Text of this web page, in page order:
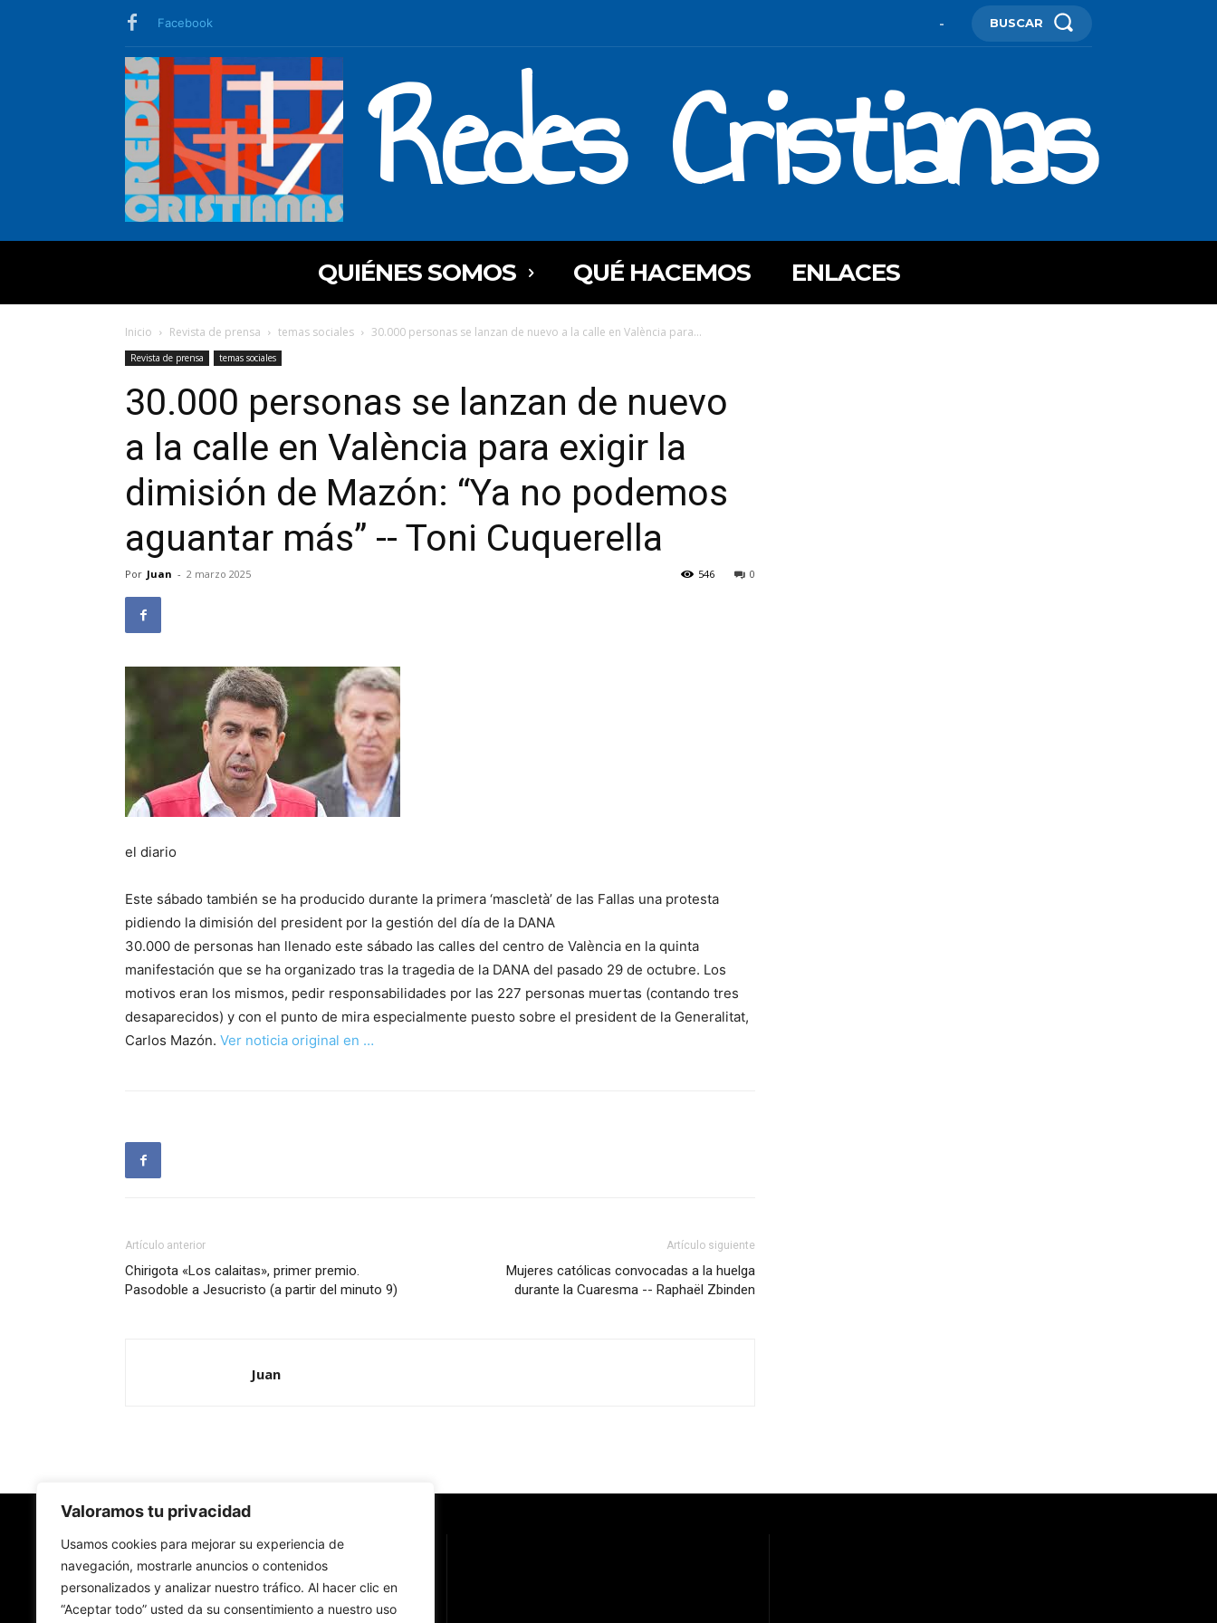
Valoramos tu privacidad
Usamos cookies para mejorar su experiencia de
navegación, mostrarle anuncios o contenidos
personalizados y analizar nuestro tráfico. Al hacer clic en
“Aceptar todo” usted da su consentimiento a nuestro uso
Facebook - BUSCAR
Redes Cristianas
QUIÉNES SOMOS QUÉ HACEMOS ENLACES
Inicio Revista de prensa temas sociales 30.000 personas se lanzan de nuevo a la calle en València para...
Revista de prensa temas sociales
30.000 personas se lanzan de nuevo
a la calle en València para exigir la
dimisión de Mazón: “Ya no podemos
aguantar más” -- Toni Cuquerella
Por Juan - 2 marzo 2025 0
546
el diario
Este sábado también se ha producido durante la primera ‘mascletà’ de las Fallas una protesta
pidiendo la dimisión del president por la gestión del día de la DANA
30.000 de personas han llenado este sábado las calles del centro de València en la quinta
manifestación que se ha organizado tras la tragedia de la DANA del pasado 29 de octubre. Los
motivos eran los mismos, pedir responsabilidades por las 227 personas muertas (contando tres
desaparecidos) y con el punto de mira especialmente puesto sobre el president de la Generalitat,
Carlos Mazón. Ver noticia original en …
Artículo anterior
Chirigota «Los calaitas», primer premio.
Pasodoble a Jesucristo (a partir del minuto 9)
Artículo siguiente
Mujeres católicas convocadas a la huelga
durante la Cuaresma -- Raphaël Zbinden
Juan
Redes Cristianas
Una mirada alternativa sobre la Iglesia católica y la